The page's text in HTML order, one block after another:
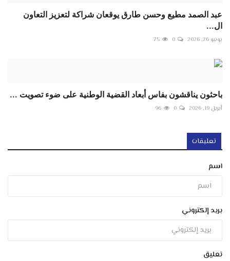
عبد الصمد مطيع وحسن طارق يوقعان شراكة لتعزيز التعاون
ال...
يونيو 26, 2026 0
75
باحثون يناقشون بفاس أبعاد القضية الوطنية على ضوء تصويت ...
أبريل 19, 2026 0
96
تعليقات
اسم
بريد إلكتروني
تعليق